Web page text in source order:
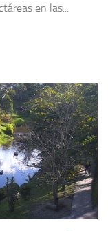
en las...